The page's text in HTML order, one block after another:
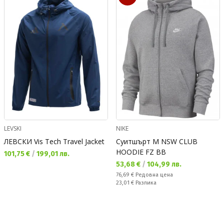
LEVSKI
ЛЕВСКИ Vis Tech Travel Jacket
Текуща цена:
101,75 € / 199,01 лв.
NIKE
Суитшърт M NSW CLUB
HOODIE FZ BB
Текуща цена:
53,68 € / 104,99 лв.
Редовна цена:
76,69 € Редовна цена
Спестявате:
23,01 € Разлика